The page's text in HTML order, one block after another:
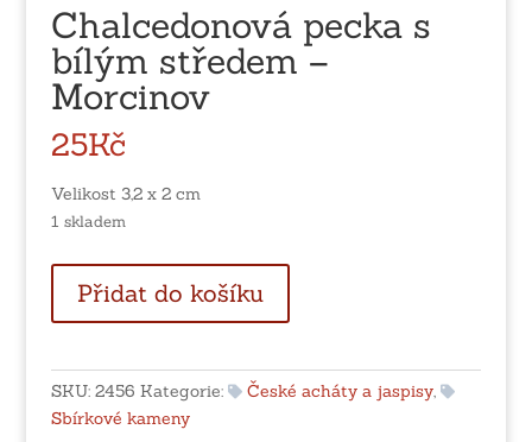
Chalcedonová pecka s
bílým středem –
Morcinov
25Kč
Velikost 3,2 x 2 cm
1 skladem
pecka
s
středem
-
Přidat do košíku
SKU: 2456 Kategorie: České acháty a jaspisy,
Sbírkové kameny